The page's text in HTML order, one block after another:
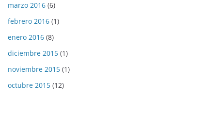
marzo 2016 (6)
febrero 2016 (1)
enero 2016 (8)
diciembre 2015 (1)
noviembre 2015 (1)
octubre 2015 (12)